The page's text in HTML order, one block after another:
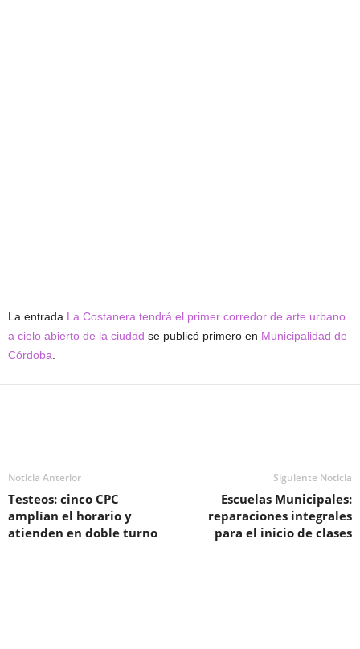
La entrada La Costanera tendrá el primer corredor de arte urbano
a cielo abierto de la ciudad se publicó primero en Municipalidad de
Córdoba
Noticia Anterior
Testeos: cinco CPC
amplían el horario y
atienden en doble turno
Siguiente Noticia
Escuelas Municipales:
reparaciones integrales
para el inicio de clases